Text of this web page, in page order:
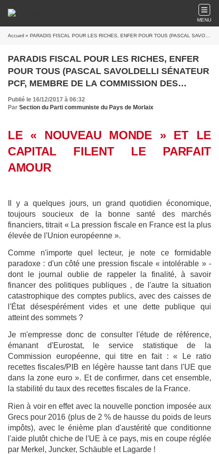
MENU
Accueil » PARADIS FISCAL POUR LES RICHES, ENFER POUR TOUS (PASCAL SAVOLDELLI SÉNATEUR PCF, MEMBRE DE LA COMMISSION DES FINANCES – L’HUMANITE DU VENDREDI 15 DECEMBRE 2017)
PARADIS FISCAL POUR LES RICHES, ENFER
POUR TOUS (PASCAL SAVOLDELLI SÉNATEUR
PCF, MEMBRE DE LA COMMISSION DES
FINANCES – L’HUMANITE DU VENDREDI 15
DECEMBRE 2017)
Publié le 16/12/2017 à 06:32
Par Section du Parti communiste du Pays de Morlaix
LE « NOUVEAU MONDE » ET LE
CAPITAL FILENT LE PARFAIT
AMOUR
Il y a quelques jours, un grand quotidien économique,
toujours soucieux de la bonne santé des marchés
financiers, titrait « La pression fiscale en France est la plus
élevée de l'Union européenne ».
Comme n'importe quel lecteur, je note ce formidable
paradoxe : d'un côté une pression fiscale « intolérable » ­
dont le journal oublie de rappeler la finalité, à savoir
financer des politiques publiques ­, de l'autre la situation
catastrophique des comptes publics, avec des caisses de
l'État désespérément vides et une dette publique qui
atteint des sommets ?
Je m'empresse donc de consulter l'étude de référence,
émanant d'Eurostat, le service statistique de la
Commission européenne, qui titre en fait : « Le ratio
recettes fiscales/PIB en légère hausse tant dans l'UE que
dans la zone euro ». Et de confirmer, dans cet ensemble,
la stabilité du taux des recettes fiscales de la France.
Rien à voir en effet avec la nouvelle ponction imposée aux
Grecs pour 2016 (plus de 2 % de hausse du poids de leurs
impôts), avec le énième plan d'austérité que conditionne
l'aide plutôt chiche de l'UE à ce pays, mis en coupe réglée
par Merkel, Juncker, Schäuble et Lagarde !